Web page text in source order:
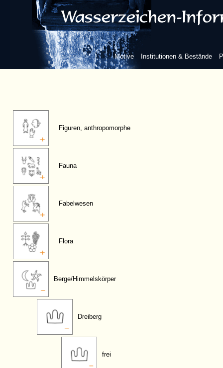
Motive Institutionen & Bestände
Figuren, anthropomorphe
Fauna
Fabelwesen
Flora
Berge/Himmelskörper
Dreiberg
frei